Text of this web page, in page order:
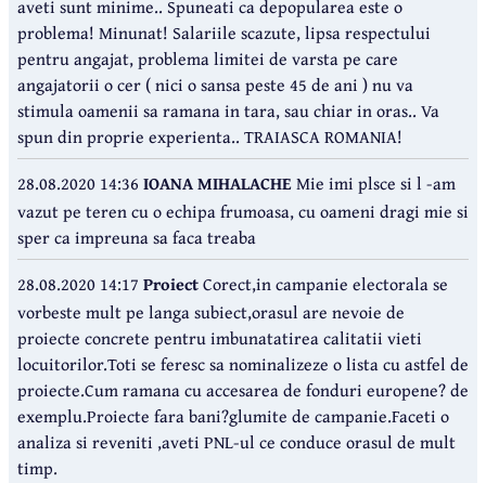
aveti sunt minime.. Spuneati ca depopularea este o
problema! Minunat! Salariile scazute, lipsa respectului
pentru angajat, problema limitei de varsta pe care
angajatorii o cer ( nici o sansa peste 45 de ani ) nu va
stimula oamenii sa ramana in tara, sau chiar in oras.. Va
spun din proprie experienta.. TRAIASCA ROMANIA!
28.08.2020 14:36 IOANA MIHALACHEMie imi plsce si l -am
vazut pe teren cu o echipa frumoasa, cu oameni dragi mie si
sper ca impreuna sa faca treaba
28.08.2020 14:17 ProiectCorect,in campanie electorala se
vorbeste mult pe langa subiect,orasul are nevoie de
proiecte concrete pentru imbunatatirea calitatii vieti
locuitorilor.Toti se feresc sa nominalizeze o lista cu astfel de
proiecte.Cum ramana cu accesarea de fonduri europene? de
exemplu.Proiecte fara bani?glumite de campanie.Faceti o
analiza si reveniti ,aveti PNL-ul ce conduce orasul de mult
timp.